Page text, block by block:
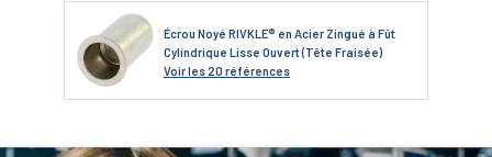
Écrou Noyé RIVKLE® en Acier Zingué à Fût
Cylindrique Lisse Ouvert (Tête Fraisée)
Voirles 20 références